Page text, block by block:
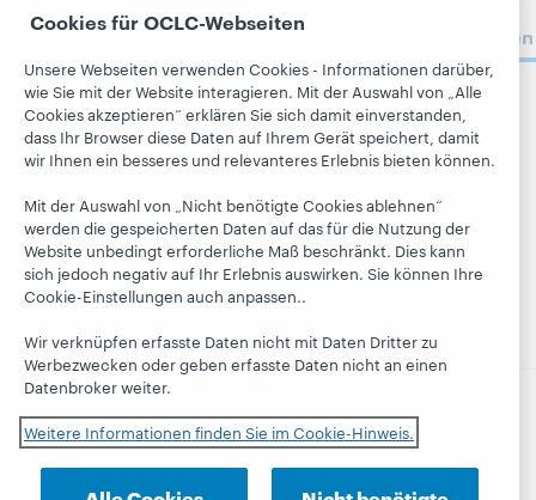
Respekt und
Zugehörigkeit
Finanzen
Führung
Trust Center
Alle Produkte
und Services »
Lernen
Research
WebJunction
Veranstaltung
en
On-Demand-
Webinare
Next Blog
Blog
„Hanging
Together“
President's
Leadership
blog
anmelden
OCLC
folgen
© 2026 OCLC Nationale und internationale
Handelsmarken und / oder Dienstleistungsmarken von
OCLC, Inc. und ihrer Tochtergesellschaften
Cookies für OCLC-Webseiten
Unsere Webseiten verwenden Cookies - Informationen darüber,
wie Sie mit der Website interagieren. Mit der Auswahl von „Alle
Cookies akzeptieren“ erklären Sie sich damit einverstanden,
dass Ihr Browser diese Daten auf Ihrem Gerät speichert, damit
wir Ihnen ein besseres und relevanteres Erlebnis bieten können.
Mit der Auswahl von „Nicht benötigte Cookies ablehnen“
werden die gespeicherten Daten auf das für die Nutzung der
Website unbedingt erforderliche Maß beschränkt. Dies kann
sich jedoch negativ auf Ihr Erlebnis auswirken. Sie können Ihre
Cookie-Einstellungen auch anpassen..
Wir verknüpfen erfasste Daten nicht mit Daten Dritter zu
Werbezwecken oder geben erfasste Daten nicht an einen
Datenbroker weiter.
Weitere Informationen finden Sie im Cookie-Hinweis.